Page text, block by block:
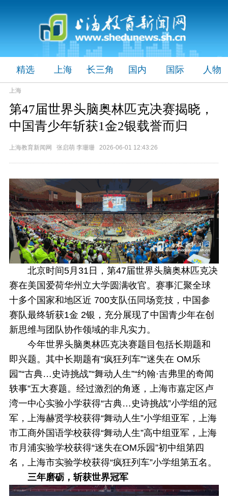
精选 上海 长三角 国内 国际 人物
上海
第47届世界头脑奥林匹克决赛揭晓，
中国青少年斩获1金2银载誉而归
上海教育新闻网 张启萌 李珊珊 2026-06-01 12:43:26
北京时间5月31日，第47届世界头脑奥林匹克决
赛在美国爱荷华州立大学圆满收官。赛事汇聚全球
十多个国家和地区近 700支队伍同场竞技，中国参
赛队最终斩获1金 2银，充分展现了中国青少年在创
新思维与团队协作领域的非凡实力。
今年世界头脑奥林匹克决赛题目包括长期题和
即兴题。其中长期题有“疯狂列车”“迷失在 OM乐
园”“古典…史诗挑战”“舞动人生”“约翰·吉弗里的奇闻
轶事”五大赛题。经过激烈的角逐，上海市嘉定区卢
湾一中心实验小学获得“古典…史诗挑战”小学组的冠
军，上海赫贤学校获得“舞动人生”小学组亚军，上海
市工商外国语学校获得“舞动人生”高中组亚军，上海
市月浦实验学校获得“迷失在OM乐园”初中组第四
名，上海市实验学校获得“疯狂列车”小学组第五名。
三年磨砺，斩获世界冠军